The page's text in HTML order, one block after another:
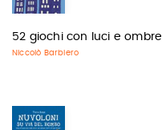
52 giochi con luci e ombre
Niccolò Barbiero